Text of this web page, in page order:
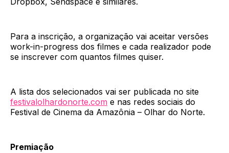
Para a inscrição, a organização vai aceitar versões
work-in-progress dos filmes e cada realizador pode
se inscrever com quantos filmes quiser.
A lista dos selecionados vai ser publicada no site
festivalolhardonorte.com e nas redes sociais do
Festival de Cinema da Amazônia – Olhar do Norte.
Premiação